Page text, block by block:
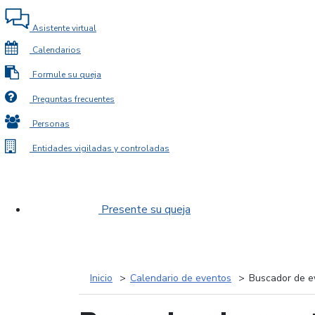
Asistente virtual
Calendarios
Formule su queja
Preguntas frecuentes
Personas
Entidades vigiladas y controladas
Presente su queja
Inicio Calendario de eventos Buscador de